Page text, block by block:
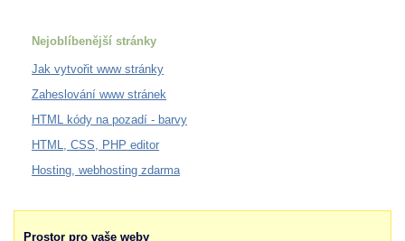
Nejoblíbenější stránky
Jak vytvořit www stránky
Zaheslování www stránek
HTML kódy na pozadí - barvy
HTML, CSS, PHP editor
Hosting, webhosting zdarma
Prostor pro vaše weby